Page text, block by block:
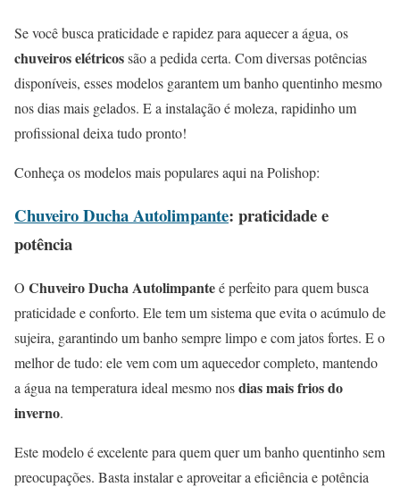
Se você busca praticidade e rapidez para aquecer a água, os
chuveiros elétricossão a pedida certa. Com diversas potências
disponíveis, esses modelos garantem um banho quentinho mesmo
nos dias mais gelados. E a instalação é moleza, rapidinho um
profissional deixa tudo pronto!
Conheça os modelos mais populares aqui na Polishop:
Chuveiro Ducha Autolimpante: praticidade e
potência
O Chuveiro Ducha Autolimpanteé perfeito para quem busca
praticidade e conforto. Ele tem um sistema que evita o acúmulo de
sujeira, garantindo um banho sempre limpo e com jatos fortes. E o
melhor de tudo: ele vem com um aquecedor completo, mantendo
a água na temperatura ideal mesmo nosdias mais frios do
inverno.
Este modelo é excelente para quem quer um banho quentinho sem
preocupações. Basta instalar e aproveitar a eficiência e potência